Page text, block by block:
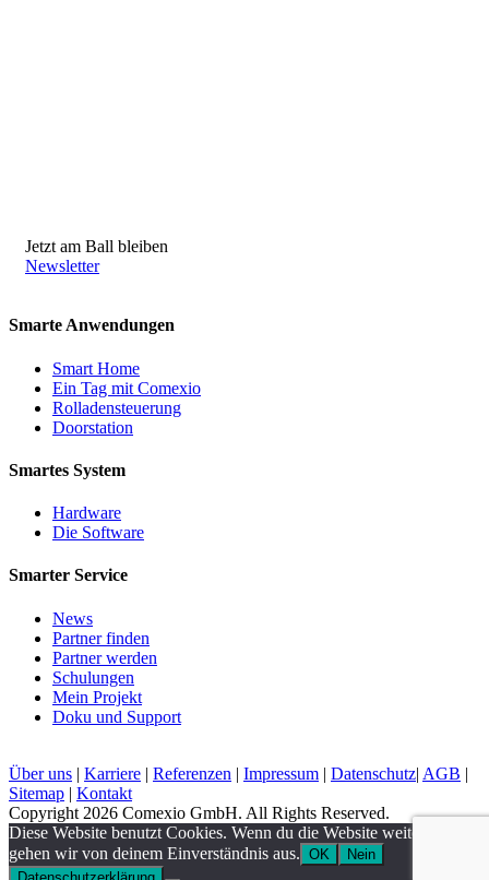
Jetzt am Ball bleiben
Newsletter
Smarte Anwendungen
Smart Home
Ein Tag mit Comexio
Rolladensteuerung
Doorstation
Smartes System
Hardware
Die Software
Smarter Service
News
Partner finden
Partner werden
Schulungen
Mein Projekt
Doku und Support
Über uns | Karriere | Referenzen | Impressum | Datenschutz| AGB |
Sitemap | Kontakt
Copyright 2026 Comexio GmbH. All Rights Reserved.
Diese Website benutzt Cookies. Wenn du die Website weiter nutzt,
gehen wir von deinem Einverständnis aus. OK
Nein